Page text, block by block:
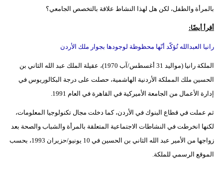
بالمرأة والطفل، لكن هل لهذا النشاط علاقة بالتخصص الجامعي؟
أقرأ أيضًا:
رانيا العبدالله تُؤكّد أنّها محظوظة لوجودها بجوار ملك الأردن
الملكة رانيا (مواليد 31 أغسطس/آب 1970)، عقيلة الملك عبد الله الثاني بن
الحسين ملك المملكة الأردنية الهاشمية، حصلت على درجة البكالوريوس في
إدارة الأعمال من الجامعة الأميركية في القاهرة في العام 1991.
ثم عملت في قطاع البنوك في الأردن، كما دخلت مجال تكنولوجيا المعلومات،
لكنها انخرطت في النشاطات الاجتماعية المتعلقة بالمرأة والشباب والصحة بعد
زواجها من الأمير عبد الله الثاني بن الحسين في 10 يونيو/حزيران 1993، بحسب
الموقع الرسمي للملكة.